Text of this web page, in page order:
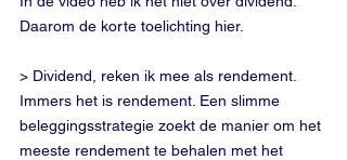
Daarom de korte toelichting hier.
> Dividend, reken ik mee als rendement.
Immers het is rendement. Een slimme
beleggingsstrategie zoekt de manier om het
meeste rendement te behalen met het